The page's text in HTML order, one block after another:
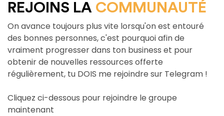
REJOINS LA COMMUNAUTÉ
On avance toujours plus vite lorsqu'on est entouré
des bonnes personnes, c'est pourquoi afin de
vraiment progresser dans ton business et pour
obtenir de nouvelles ressources offerte
régulièrement, tu DOIS me rejoindre sur Telegram !
Cliquez ci-dessous pour rejoindre le groupe
maintenant